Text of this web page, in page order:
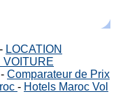
- LOCATION
VOITURE
- Comparateur de Prix
- Hotels Maroc Vol